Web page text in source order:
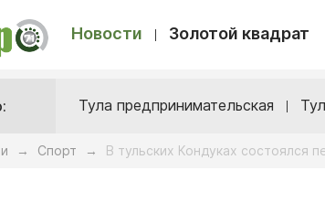
Новости Золотой квадрат
Тула предпринимательская
→ Спорт → В тульских Кондуках состоялся